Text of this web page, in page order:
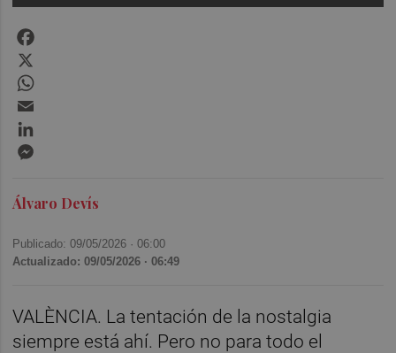
Álvaro Devís
Publicado: 09/05/2026 ·06:00
Actualizado: 09/05/2026 · 06:49
VALÈNCIA. La tentación de la nostalgia
siempre está ahí. Pero no para todo el